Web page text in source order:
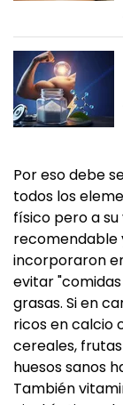
Por eso debe
todos los
físico pero a
recomendable
incorporaron
evitar
grasas. Si en
ricos en calcio
cereales,
huesos sanos
También